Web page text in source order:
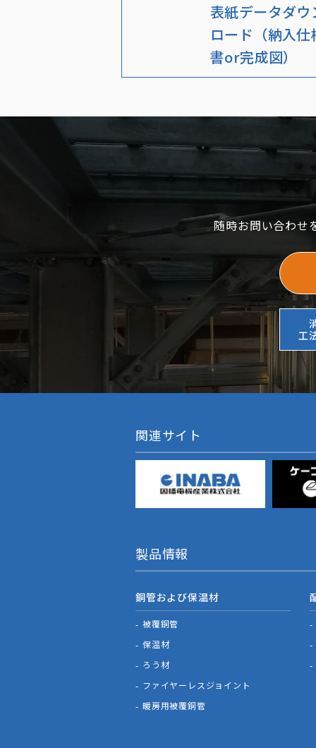
表紙データダウ
ロード（納入仕
書or完成図）
随時お問い合わせ
工
関連サイト
製品情報
銅管および保温材
被覆銅管
保温材
ろう材
ファイヤーレスジョイント
暖房用被覆銅管